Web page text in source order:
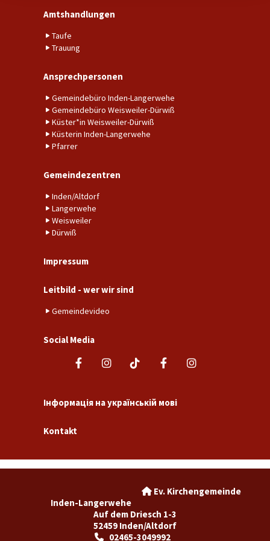
Amtshandlungen
Taufe
Trauung
Ansprechpersonen
Gemeindebüro Inden-Langerwehe
Gemeindebüro Weisweiler-Dürwiß
Küster*in Weisweiler-Dürwiß
Küsterin Inden-Langerwehe
Pfarrer
Gemeindezentren
Inden/Altdorf
Langerwehe
Weisweiler
Dürwiß
Impressum
Leitbild - wer wir sind
Gemeindevideo
Social Media
Інформація на українській мові
Kontakt
Ev. Kirchengemeinde
Inden-Langerwehe
Auf dem Driesch 1-3
52459 Inden/Altdorf
02465-3049992